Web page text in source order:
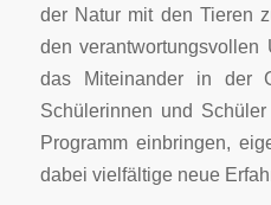
der Natur mit den Tieren
den
das Miteinander in der
Schülerinnen und
Programm einbringen,
dabei vielfältige neue